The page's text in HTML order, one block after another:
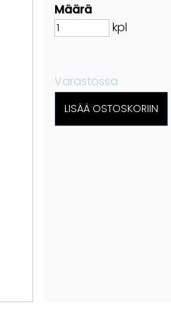
Määrä
kpl
Varastossa